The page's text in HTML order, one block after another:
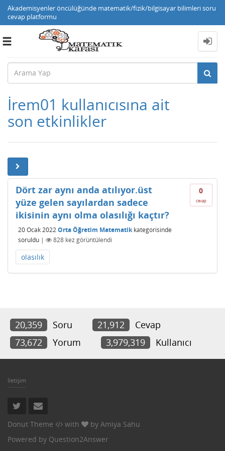
Akademisyenler öncülüğünde matematik/fizik/bilgisayar bilimleri soru
cevap platformu
Toggle
İrem01 kullanıcısına ait
son etkinlikler
0
cevap
Dört zar aynı anda atılıyor.üst
yüze gelen sayılardan sadece
ikisinin aynı olma olasılığı kaçtır?
20 Ocak 2022Orta Öğretim Matematikkategorisinde
soruldu | 828 kez görüntülendi
olasılık
20,359 Soru 21,912
Cevap
73,672
Yorum 3,979,319 Kullanıcı
İletişim
Donut Theme with by Amiya Sahu
Powered by Question2Answer